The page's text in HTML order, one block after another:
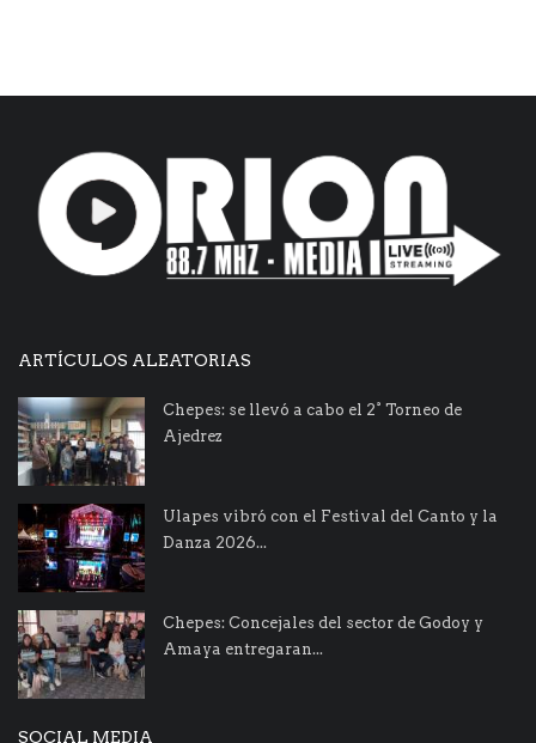
ARTÍCULOS ALEATORIAS
Chepes: se llevó a cabo el 2° Torneo de
Ajedrez
Ulapes vibró con el Festival del Canto y la
Danza 2026...
Chepes: Concejales del sector de Godoy y
Amaya entregaran...
SOCIAL MEDIA